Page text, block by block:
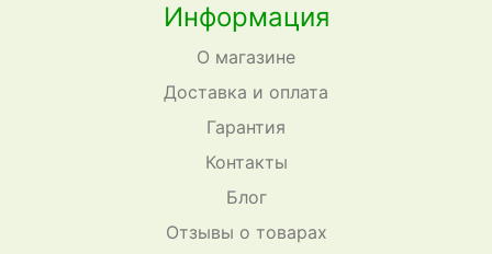
Информация
О магазине
Доставка и оплата
Гарантия
Контакты
Блог
Отзывы о товарах